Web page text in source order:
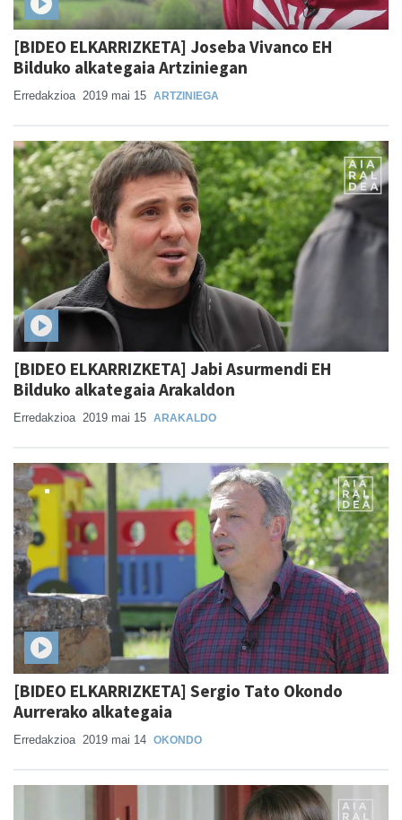
[BIDEO ELKARRIZKETA] Joseba Vivanco EH
Bilduko alkategaia Artziniegan
Erredakzioa 2019 mai 15 ARTZINIEGA
[BIDEO ELKARRIZKETA] Jabi Asurmendi EH
Bilduko alkategaia Arakaldon
Erredakzioa 2019 mai 15 ARAKALDO
[BIDEO ELKARRIZKETA] Sergio Tato Okondo
Aurrerako alkategaia
Erredakzioa 2019 mai 14 OKONDO